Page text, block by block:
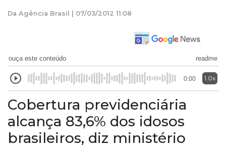
Da Agência Brasil | 07/03/2012 11:08
ouça este conteúdo readme
0:00 1.0x
Cobertura previdenciária
alcança 83,6% dos idosos
brasileiros, diz ministério